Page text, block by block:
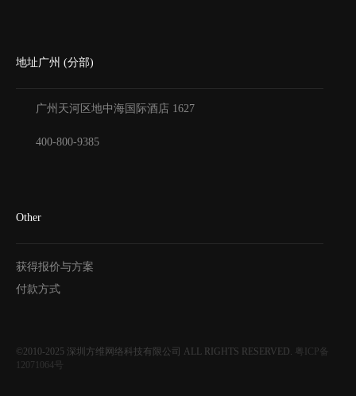
地址广州 (分部)
广州天河区地中海国际酒店 1627
400-800-9385
Other
获得报价与方案
付款方式
©2010-2025 深圳方维网络科技有限公司 ALL RIGHTS RESERVED.
粤ICP备
12071064号